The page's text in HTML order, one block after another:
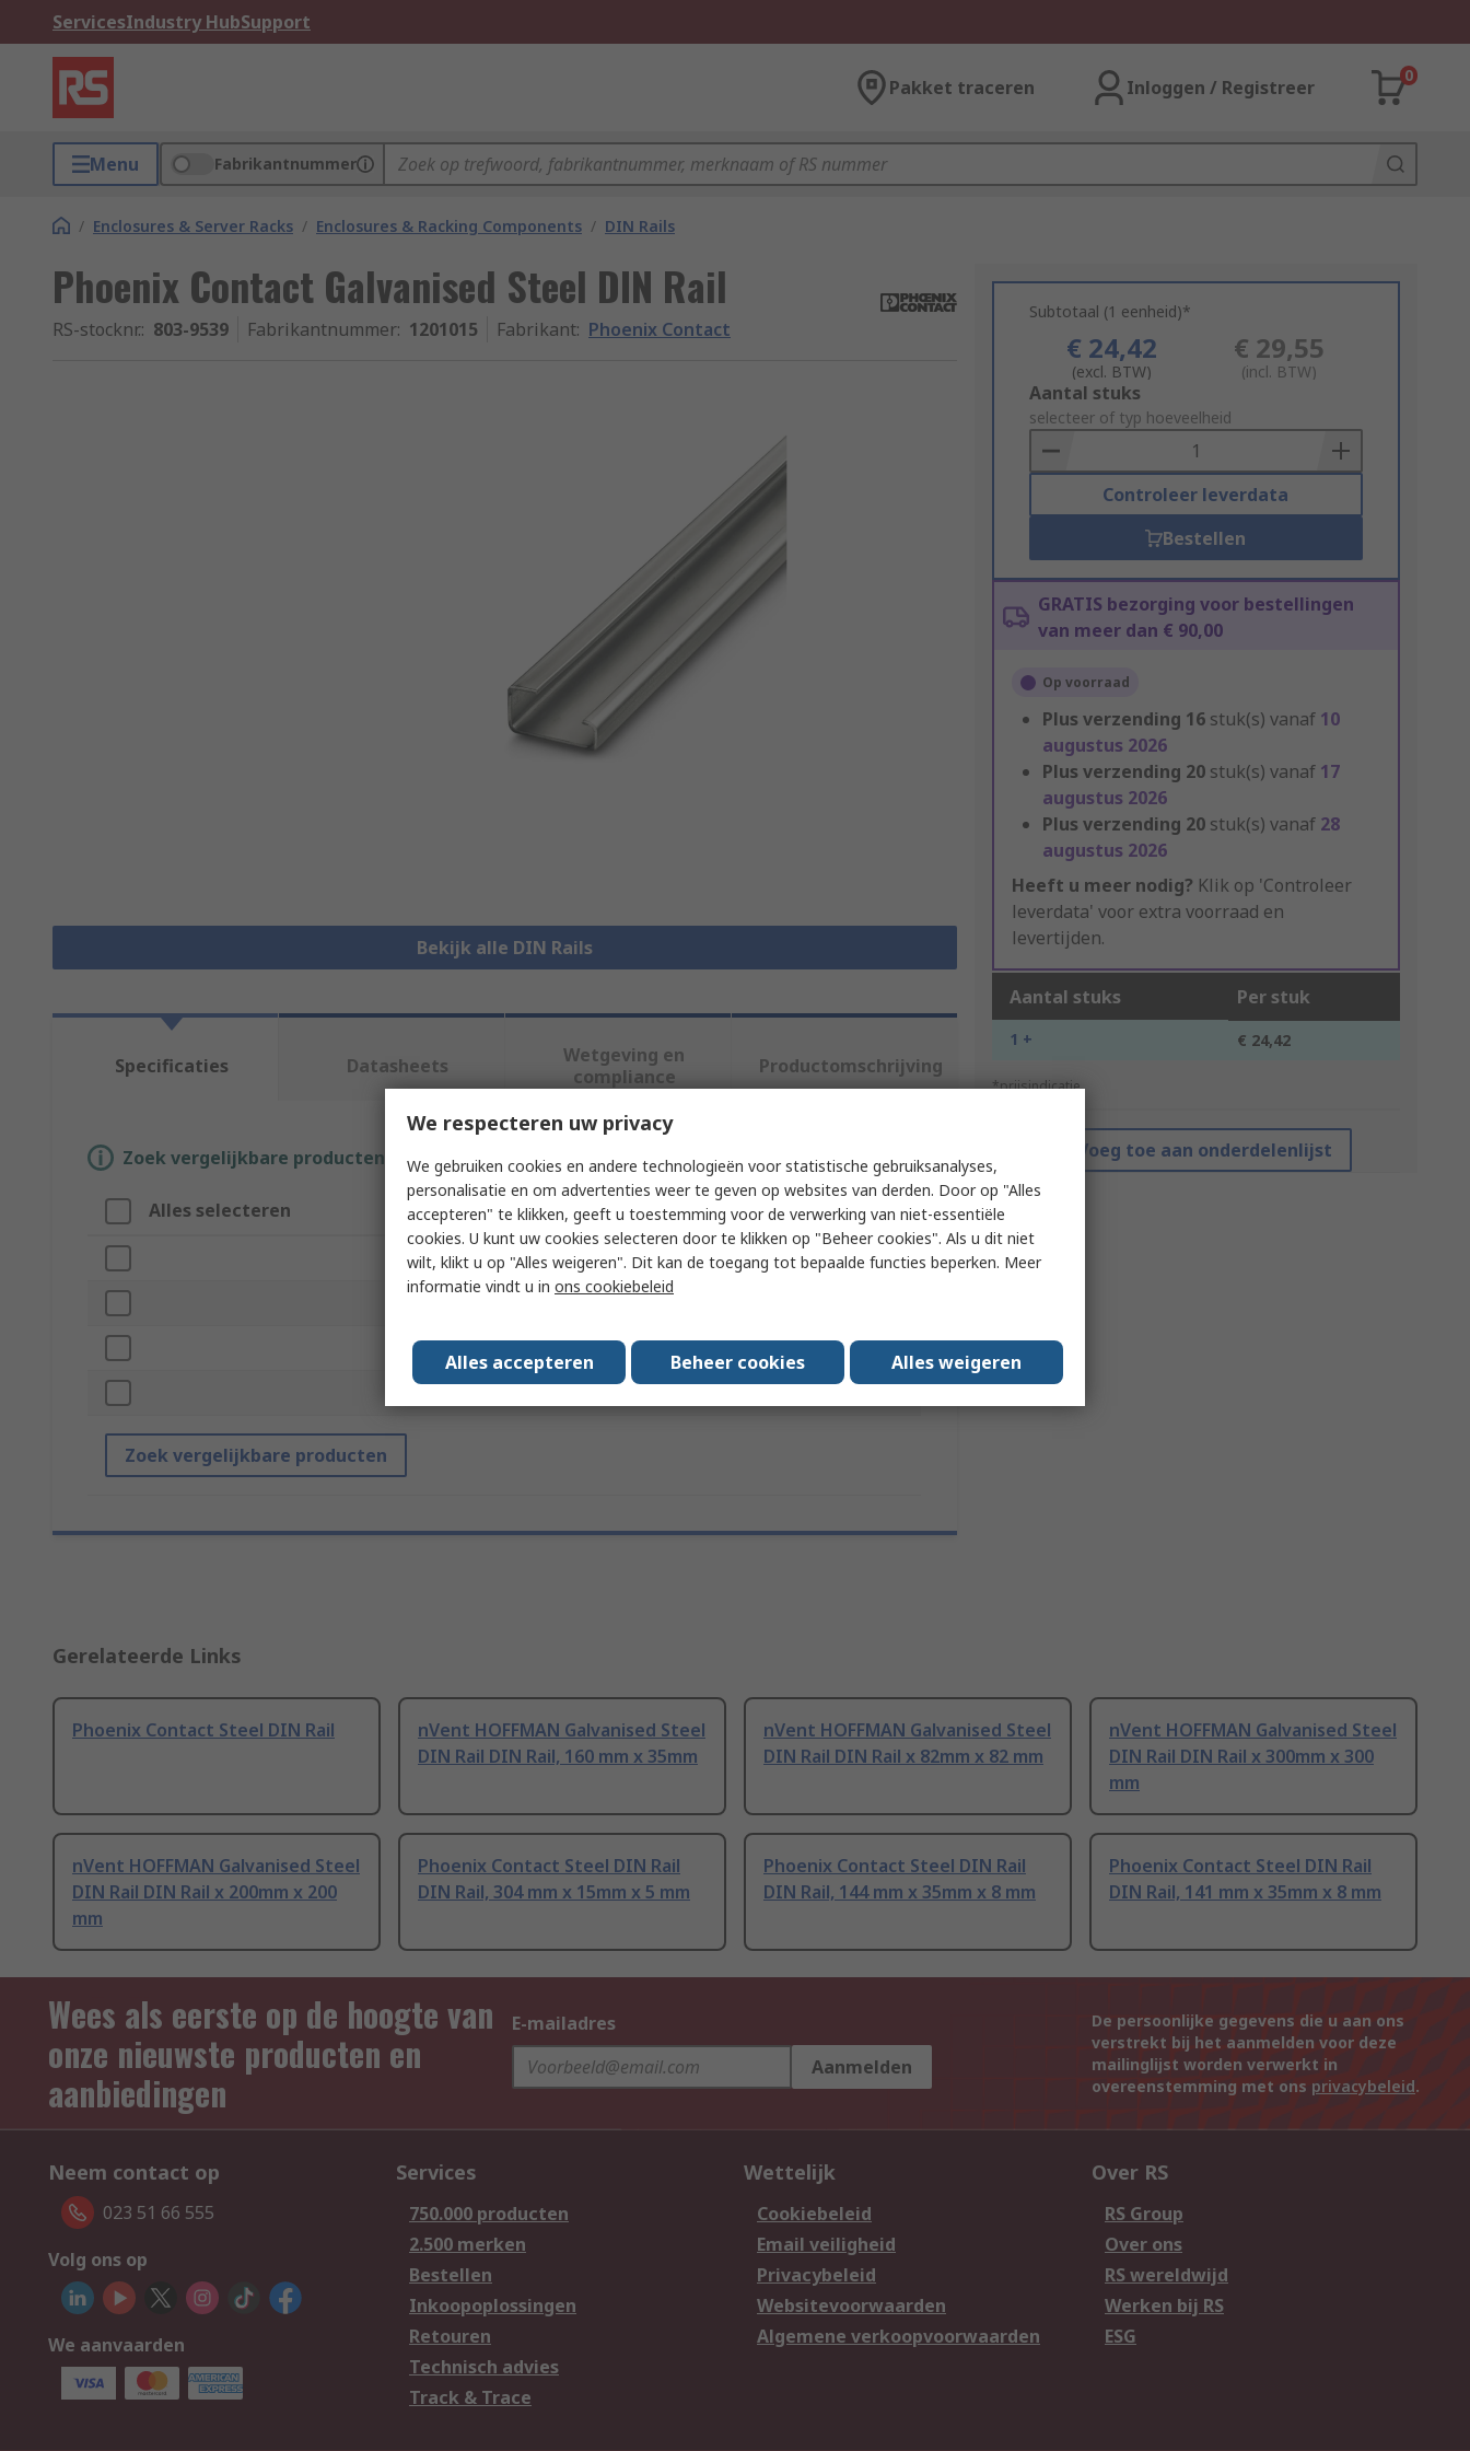
ServicesIndustry HubSupport
Pakket traceren Inloggen / Registreer
0
Menu Fabrikantnummer
/ Enclosures & Server Racks / Enclosures & Racking Components / DIN Rails
Phoenix Contact Galvanised Steel DIN Rail
RS-stocknr.: 803-9539 Fabrikantnummer: 1201015 Fabrikant: Phoenix Contact
Bekijk alle DIN Rails
Subtotaal (1 eenheid)*
€ 24,42
(excl. BTW)
€ 29,55
(incl. BTW)
Add
to
Basket
Aantal stuks
selecteer of typ hoeveelheid
Controleer leverdata
Bestellen
GRATIS bezorging voor bestellingen
van meer dan € 90,00
Op voorraad
Plus verzending 16 stuk(s) vanaf 10
augustus 2026
Plus verzending 20 stuk(s) vanaf 17
augustus 2026
Plus verzending 20 stuk(s) vanaf 28
augustus 2026
Heeft u meer nodig? Klik op 'Controleer
leverdata' voor extra voorraad en
levertijden.
Aantal stuks Per stuk
1 + € 24,42
*prijsindicatie
Voeg toe aan onderdelenlijst
Specificaties Datasheets
Wetgeving en
compliance
Productomschrijving
Zoek vergelijkbare producten door een of meer kenmerken te selecteren.
Alles selecteren Attribuut Waarde
Merk Phoenix Contact
Zoek vergelijkbare producten
Gerelateerde Links
Phoenix Contact Steel DIN Rail
nVent HOFFMAN Galvanised Steel
DIN Rail DIN Rail, 160 mm x 35mm
nVent HOFFMAN Galvanised Steel
DIN Rail DIN Rail x 82mm x 82 mm
nVent HOFFMAN Galvanised Steel
DIN Rail DIN Rail x 300mm x 300
mm
nVent HOFFMAN Galvanised Steel
DIN Rail DIN Rail x 200mm x 200
mm
Phoenix Contact Steel DIN Rail
DIN Rail, 304 mm x 15mm x 5 mm
Phoenix Contact Steel DIN Rail
DIN Rail, 144 mm x 35mm x 8 mm
Phoenix Contact Steel DIN Rail
DIN Rail, 141 mm x 35mm x 8 mm
Wees als eerste op de hoogte van
onze nieuwste producten en
aanbiedingen
E-mailadres
Aanmelden
De persoonlijke gegevens die u aan ons
verstrekt bij het aanmelden voor deze
mailinglijst worden verwerkt in
overeenstemming met ons privacybeleid.
Neem contact op
023 51 66 555
Volg ons op
We aanvaarden
Services
750.000 producten
2.500 merken
Bestellen
Inkoopoplossingen
Retouren
Technisch advies
Track & Trace
Wettelijk
Cookiebeleid
Email veiligheid
Privacybeleid
Websitevoorwaarden
Algemene verkoopvoorwaarden
Over RS
RS Group
Over ons
RS wereldwijd
Werken bij RS
ESG
We respecteren uw privacy
We gebruiken cookies en andere technologieën voor statistische gebruiksanalyses,
personalisatie en om advertenties weer te geven op websites van derden. Door op "Alles
accepteren" te klikken, geeft u toestemming voor de verwerking van niet-essentiële
cookies. U kunt uw cookies selecteren door te klikken op "Beheer cookies". Als u dit niet
wilt, klikt u op "Alles weigeren". Dit kan de toegang tot bepaalde functies beperken. Meer
informatie vindt u in ons cookiebeleid
Alles accepteren Beheer cookies Alles weigeren